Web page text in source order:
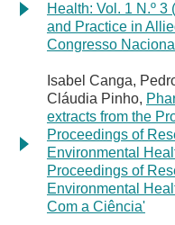
Health: Vol. 1 N.º
and Practice in
Congresso
Isabel Canga,
Cláudia Pinho,
extracts from the
Proceedings of
Environmental
Proceedings of
Environmental
Com a Ciência'